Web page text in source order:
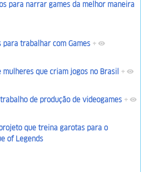
para narrar games da melhor maneira
trabalhar com Games +
mulheres que criam jogos no Brasil +
de produção de videogames +
que treina garotas para o
of Legends